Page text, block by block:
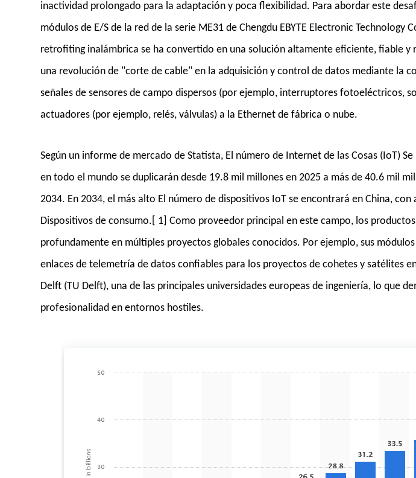
inactividad prolongado para la adaptación y poca flexibilidad. Para abordar este
módulos de E/S de la red de la serie ME31 de Chengdu EBYTE Electronic Technology
retrofiting inalámbrica se ha convertido en una solución altamente eficiente, fiable y
una revolución de "corte de cable" en la adquisición y control de datos mediante la
señales de sensores de campo dispersos (por ejemplo, interruptores fotoeléctricos,
actuadores (por ejemplo, relés, válvulas) a la Ethernet de fábrica o nube.
Según un informe de mercado de Statista, El número de Internet de las Cosas (IoT)
en todo el mundo se duplicarán desde 19.8 mil millones en 2025 a más de 40.6 mil
2034. En 2034, el más alto El número de dispositivos IoT se encontrará en China,
Dispositivos de consumo.[ 1] Como proveedor principal en este campo, los productos
profundamente en múltiples proyectos globales conocidos. Por ejemplo, sus
enlaces de telemetría de datos confiables para los proyectos de cohetes y satélites
Delft (TU Delft), una de las principales universidades europeas de ingeniería, lo que
profesionalidad en entornos hostiles.